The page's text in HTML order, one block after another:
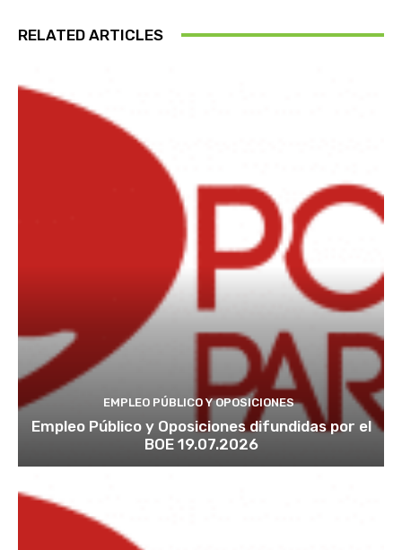
RELATED ARTICLES
EMPLEO PÚBLICO Y OPOSICIONES
Empleo Público y Oposiciones difundidas por el
BOE 19.07.2026